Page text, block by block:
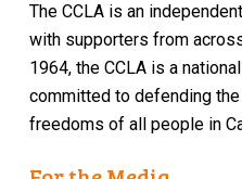
The CCLA is an
with supporters from
1964, the CCLA is a
committed to defending
freedoms of all people in